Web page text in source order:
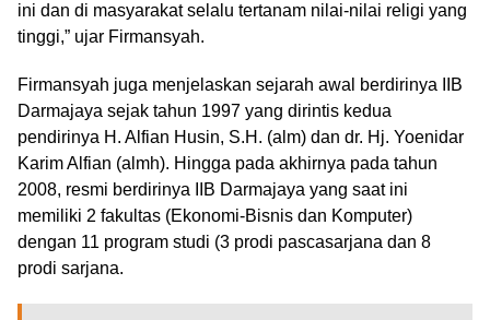
ini dan di masyarakat selalu tertanam nilai-nilai religi yang
tinggi,” ujar Firmansyah.
Firmansyah juga menjelaskan sejarah awal berdirinya IIB
Darmajaya sejak tahun 1997 yang dirintis kedua
pendirinya H. Alfian Husin, S.H. (alm) dan dr. Hj. Yoenidar
Karim Alfian (almh). Hingga pada akhirnya pada tahun
2008, resmi berdirinya IIB Darmajaya yang saat ini
memiliki 2 fakultas (Ekonomi-Bisnis dan Komputer)
dengan 11 program studi (3 prodi pascasarjana dan 8
prodi sarjana.